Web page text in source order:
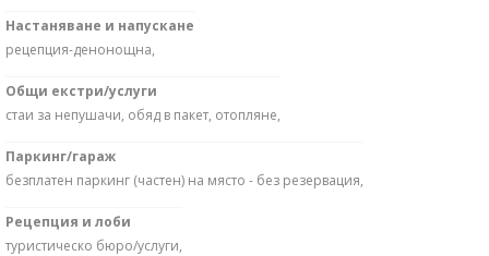
Настаняване и напускане
рецепция-денонощна,
Общи екстри/услуги
стаи за непушачи, обяд в пакет, отопляне,
Паркинг/гараж
безплатен паркинг (частен) на място - без резервация,
Рецепция и лоби
туристическо бюро/услуги,